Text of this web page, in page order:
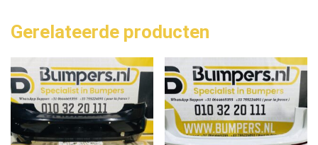
Gerelateerde producten